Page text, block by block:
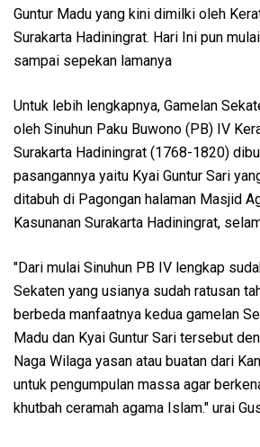
Guntur Madu yang kini dimilki oleh
Surakarta Hadiningrat. Hari Ini pun
sampai sepekan lamanya
Untuk lebih lengkapnya, Gamelan
oleh Sinuhun Paku Buwono (PB) IV
Surakarta Hadiningrat (1768-1820)
pasangannya yaitu Kyai Guntur Sari
ditabuh di Pagongan halaman Masjid
Kasunanan Surakarta Hadiningrat,
"Dari mulai Sinuhun PB IV lengkap
Sekaten yang usianya sudah ratusan
berbeda manfaatnya kedua gamelan
Madu dan Kyai Guntur Sari tersebut
Naga Wilaga yasan atau buatan dari
untuk pengumpulan massa agar
khutbah ceramah agama Islam." urai